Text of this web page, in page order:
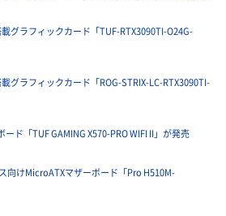
載グラフィックカード「TUF-RTX3090TI-O24G-
グラフィックカード「ROG-STRIX-LC-RTX3090TI-
ド「TUF GAMING X570-PRO WIFI II」が発売
向けMicroATXマザーボード「Pro H510M-